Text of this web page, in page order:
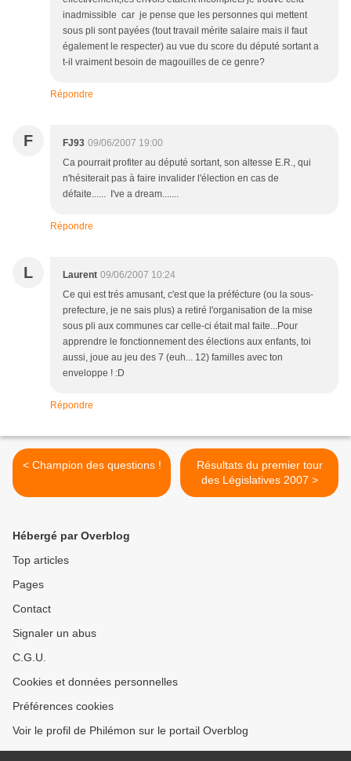
inadmissible car je pense que les personnes qui mettent
sous pli sont payées (tout travail mérite salaire mais il faut
également le respecter) au vue du score du député sortant a
t-il vraiment besoin de magouilles de ce genre?
Répondre
F FJ93 09/06/2007 19:00
Ca pourrait profiter au député sortant, son altesse E.R., qui
n'hésiterait pas à faire invalider l'élection en cas de
défaite...... I've a dream.......
Répondre
L Laurent 09/06/2007 10:24
Ce qui est trés amusant, c'est que la préfécture (ou la sous-
prefecture, je ne sais plus) a retiré l'organisation de la mise
sous pli aux communes car celle-ci était mal faite...Pour
apprendre le fonctionnement des élections aux enfants, toi
aussi, joue au jeu des 7 (euh... 12) familles avec ton
enveloppe ! :D
Répondre
< Champion des questions !
Résultats du premier tour
des Législatives 2007 >
Hébergé par Overblog
Top articles
Pages
Contact
Signaler un abus
C.G.U.
Cookies et données personnelles
Préférences cookies
Voir le profil de Philémon sur le portail Overblog